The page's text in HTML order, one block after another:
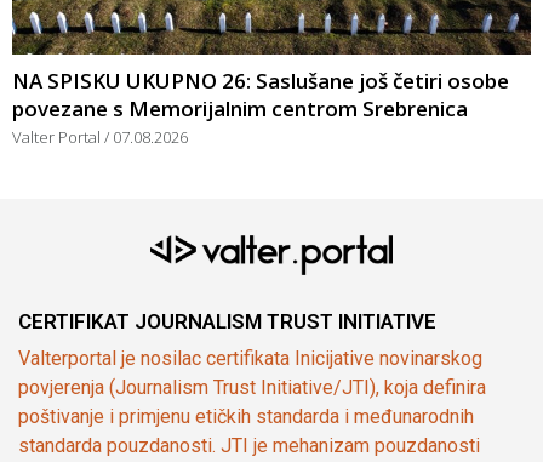
NA SPISKU UKUPNO 26: Saslušane još četiri osobe
povezane s Memorijalnim centrom Srebrenica
Valter Portal 07.08.2026
CERTIFIKAT JOURNALISM TRUST INITIATIVE
Valterportal je nosilac certifikata Inicijative novinarskog
povjerenja (Journalism Trust Initiative/JTI), koja definira
poštivanje i primjenu etičkih standarda i međunarodnih
standarda pouzdanosti. JTI je mehanizam pouzdanosti